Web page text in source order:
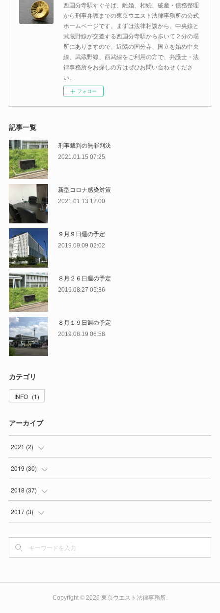
西国分寺駅すぐそば、離婚、相続、破産・債務整理
から刑事弁護までの東京ウエスト法律事務所の公式
ホームページです。まずは法律相談から。中央線と
武蔵野線が交差する西国分寺駅から歩いて２分の場
所にありますので、近隣の国分寺、国立を始め中央
線、武蔵野線、西武線をご利用の方で、弁護士・法
律事務所をお探しの方はぜひお問い合わせくださ
い。
フォロー
記事一覧
刑事裁判の無罪判決
2021.01.15 07:25
新型コロナ感染対策
2021.01.13 12:00
９月９日週の予定
2019.09.09 02:02
８月２６日週の予定
2019.08.27 05:36
８月１９日週の予定
2019.08.19 06:58
カテゴリ
INFO (1)
アーカイブ
2021 (2)
(2
2019 (30)
(1
( )
(3
2018 (37)
( )
(
2017 (3)
Copyright © 2026 東京ウエスト法律事務所.